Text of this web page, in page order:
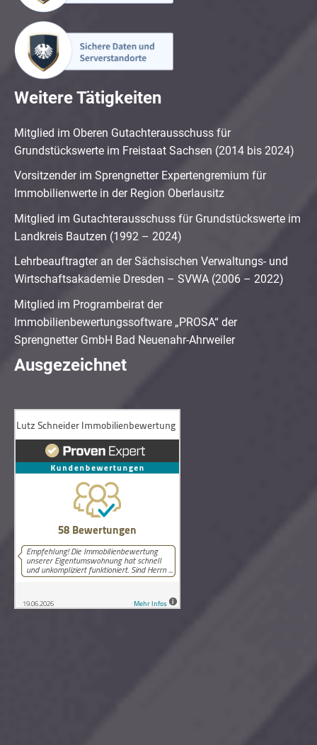
Weitere Tätigkeiten
Mitglied im Oberen Gutachterausschuss für
Grundstückswerte im Freistaat Sachsen (2014 bis 2024)
Vorsitzender im Sprengnetter Expertengremium für
Immobilienwerte in der Region Oberlausitz
Mitglied im Gutachterausschuss für Grundstückswerte im
Landkreis Bautzen (1992 – 2024)
Lehrbeauftragter an der Sächsischen Verwaltungs- und
Wirtschaftsakademie Dresden – SVWA (2006 – 2022)
Mitglied im Programbeirat der
Immobilienbewertungssoftware „PROSA“ der
Sprengnetter GmbH Bad Neuenahr-Ahrweiler
Ausgezeichnet